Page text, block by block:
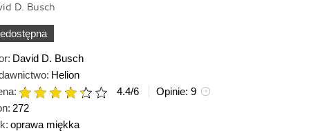
D. Busch
David D. Busch
Helion
4.4/6 Opinie: 9
272
oprawa miękka